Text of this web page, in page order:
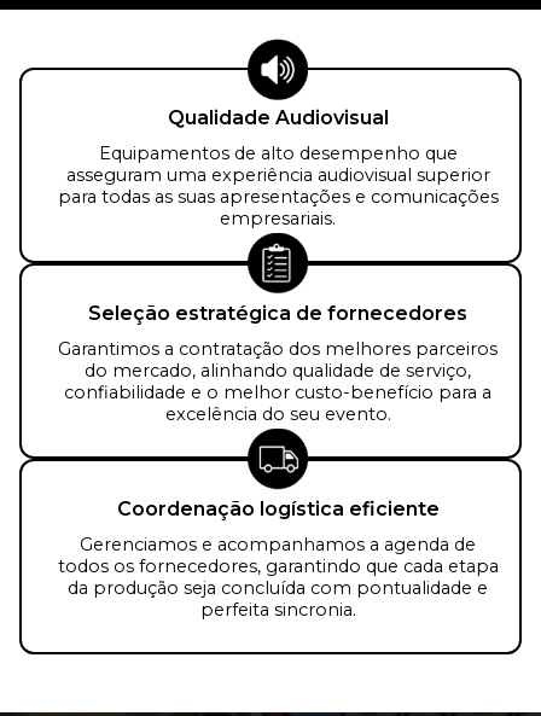
Qualidade Audiovisual
Equipamentos de alto desempenho que
asseguram uma experiência audiovisual superior
para todas as suas apresentações e comunicações
empresariais.
Seleção estratégica de fornecedores
Garantimos a contratação dos melhores parceiros
do mercado, alinhando qualidade de serviço,
confiabilidade e o melhor custo-benefício para a
excelência do seu evento.
Coordenação logística eficiente
Gerenciamos e acompanhamos a agenda de
todos os fornecedores, garantindo que cada etapa
da produção seja concluída com pontualidade e
perfeita sincronia.